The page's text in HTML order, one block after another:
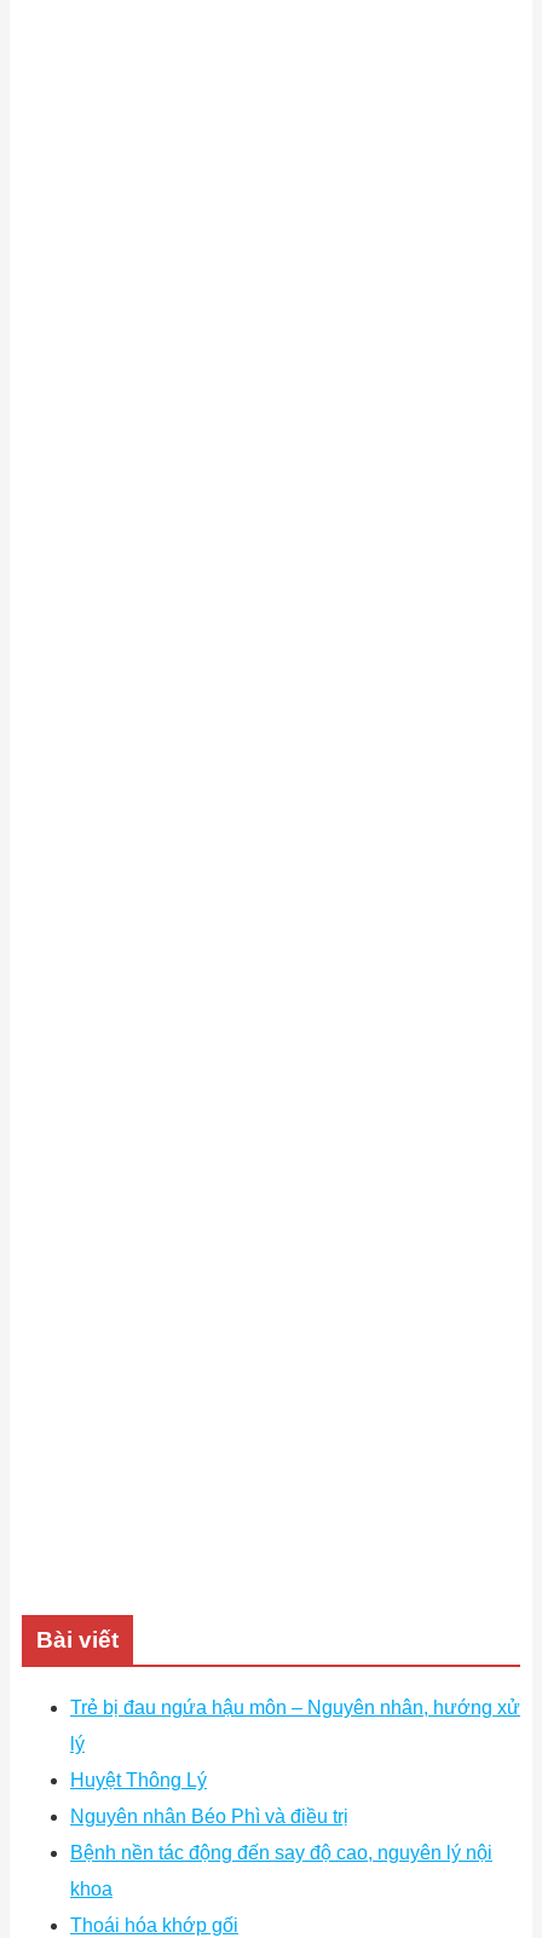
Bài viết
Trẻ bị đau ngứa hậu môn – Nguyên nhân, hướng xử
lý
Huyệt Thông Lý
Nguyên nhân Béo Phì và điều trị
Bệnh nền tác động đến say độ cao, nguyên lý nội
khoa
Thoái hóa khớp gối